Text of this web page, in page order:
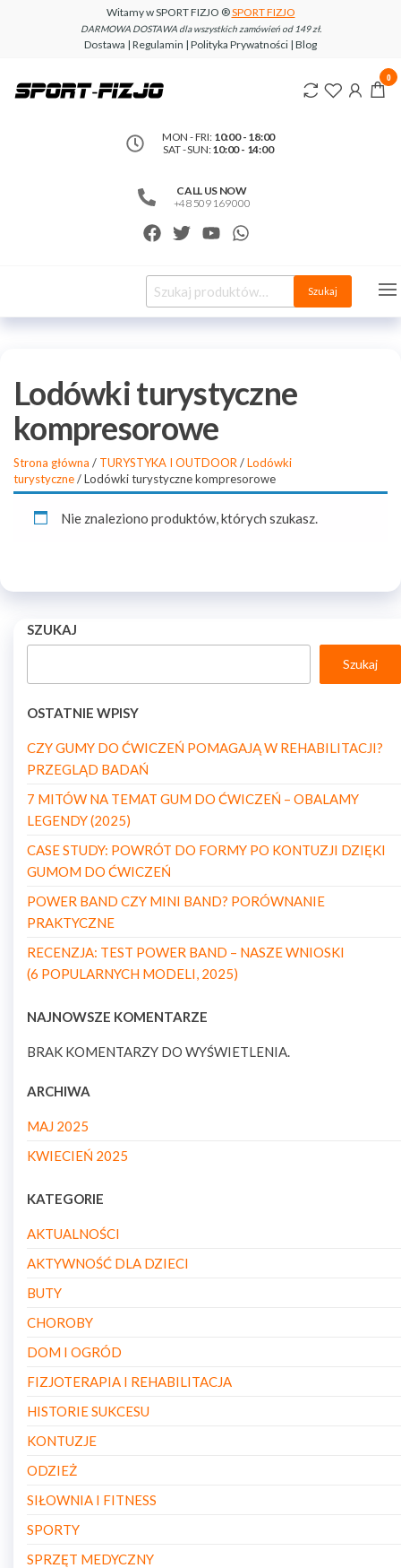
Witamy w SPORT FIZJO ®SPORT FIZJO
DARMOWA DOSTAWA dla wszystkich zamówień od 149 zł.
Dostawa | Regulamin | Polityka Prywatności | Blog
www.sport-
MON - FRI: 10:00 - 18:00
SAT - SUN:10:00 - 14:00
CALL US NOW
+48 509 169 000
0
Szukaj
Lodówki turystyczne
kompresorowe
Strona główna / TURYSTYKA I OUTDOOR /Lodówki
turystyczne/ Lodówki turystyczne kompresorowe
Nie znaleziono produktów, których szukasz.
SZUKAJ
Szukaj
OSTATNIE WPISY
CZY GUMY DO ĆWICZEŃ POMAGAJĄ W REHABILITACJI?
PRZEGLĄD BADAŃ
7 MITÓW NA TEMAT GUM DO ĆWICZEŃ – OBALAMY
LEGENDY (2025)
CASE STUDY: POWRÓT DO FORMY PO KONTUZJI DZIĘKI
GUMOM DO ĆWICZEŃ
POWER BAND CZY MINI BAND? PORÓWNANIE
PRAKTYCZNE
RECENZJA: TEST POWER BAND – NASZE WNIOSKI
(6 POPULARNYCH MODELI, 2025)
NAJNOWSZE KOMENTARZE
BRAK KOMENTARZY DO WYŚWIETLENIA.
ARCHIWA
MAJ 2025
KWIECIEŃ 2025
KATEGORIE
AKTUALNOŚCI
AKTYWNOŚĆ DLA DZIECI
BUTY
CHOROBY
DOM I OGRÓD
FIZJOTERAPIA I REHABILITACJA
HISTORIE SUKCESU
KONTUZJE
ODZIEŻ
SIŁOWNIA I FITNESS
SPORTY
SPRZĘT MEDYCZNY